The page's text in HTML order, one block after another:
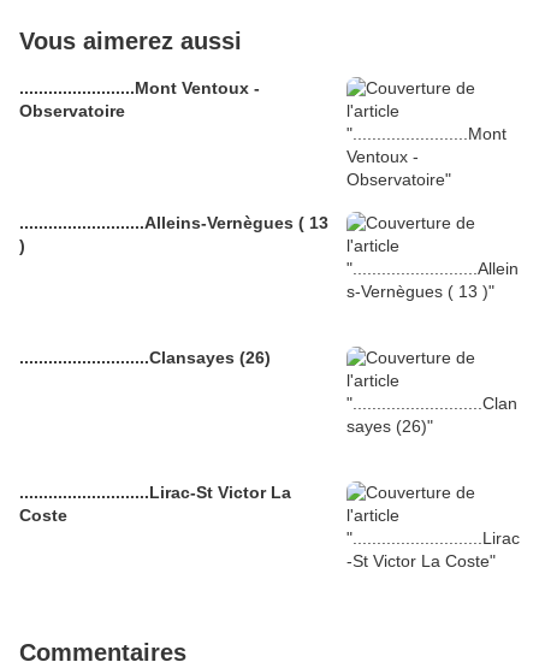
Vous aimerez aussi
........................Mont Ventoux -
Observatoire
..........................Alleins-Vernègues ( 13
)
...........................Clansayes (26)
...........................Lirac-St Victor La
Coste
Commentaires